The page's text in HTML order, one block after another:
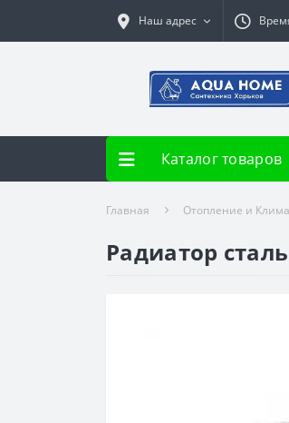
Наш адрес
Каталог товаров
Главная Отопление и
Радиатор